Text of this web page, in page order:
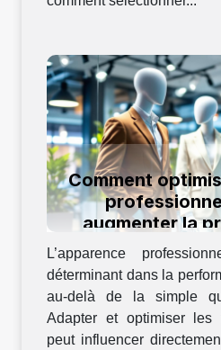
Comment
augmenter la
L’apparence
déterminant dans la
au-delà de la simple
Adapter et optimiser les
peut influencer